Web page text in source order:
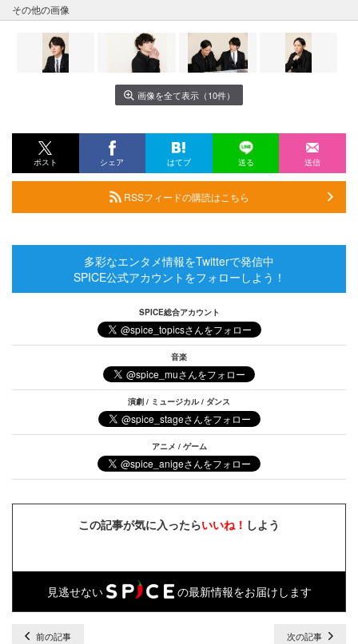
その他の画像
画像を全て表示（10件）
ポスト シェア はてブ 送る 送信
RSSフィードの購読はこちら
多彩なエンタメ情報をTwitterで発信中
SPICE公式アカウントをフォローしよう！
SPICE総合アカウント
音楽
演劇 / ミュージカル / ダンス
アニメ / ゲーム
この記事が気に入ったらいいね！ しよう
見逃せない の最新情報をお届けします
前の記事 次の記事